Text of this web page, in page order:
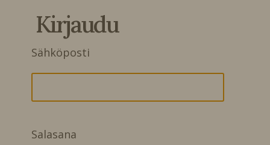
Kirjaudu
Sähköposti
Salasana